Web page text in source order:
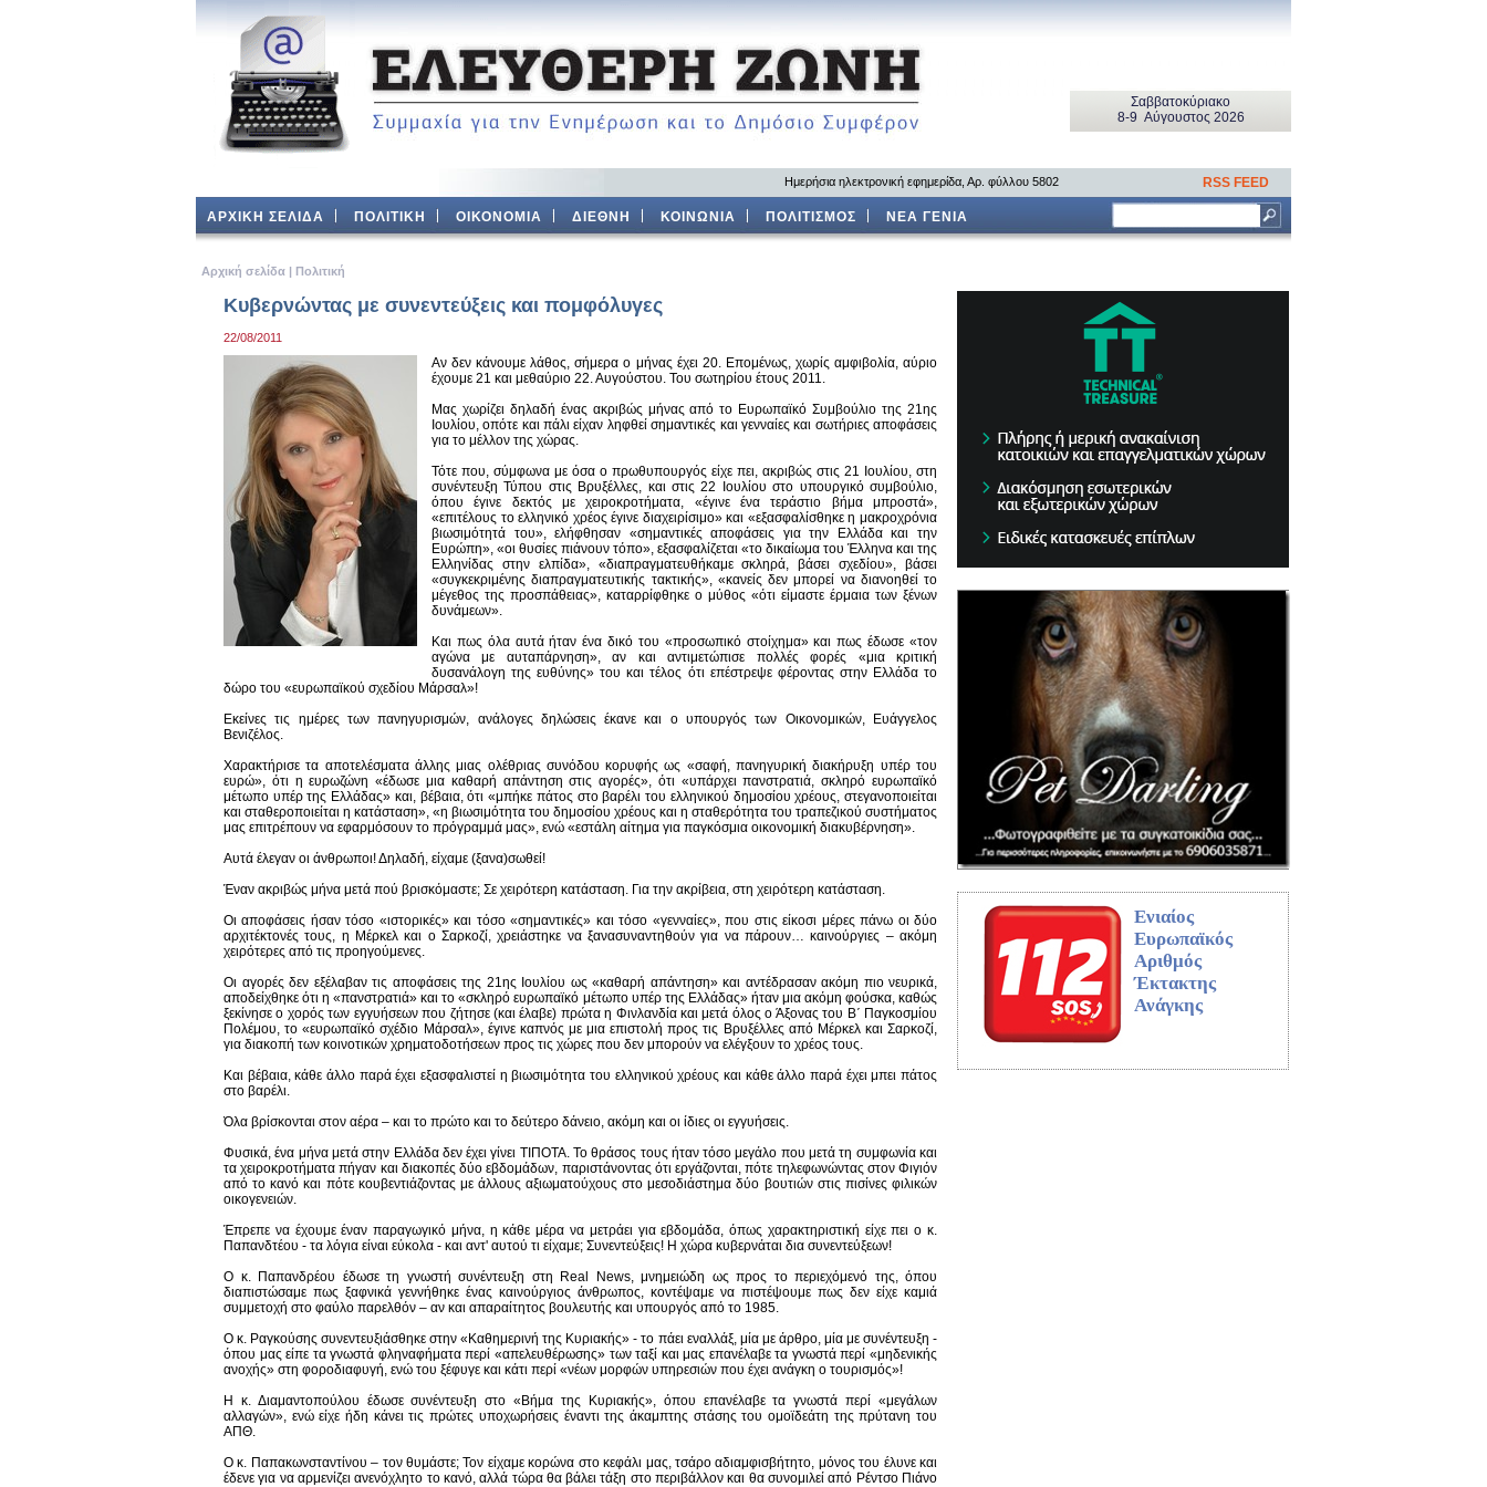
Σαββατοκύριακo
8-9 Αύγουστος 2026
Ημερήσια ηλεκτρονική εφημερίδα, Αρ. φύλλου 5802 RSS FEED
ΑΡΧΙΚΗ ΣΕΛΙΔΑ ΠΟΛΙΤΙΚΗ ΟΙΚΟΝΟΜΙΑ ΔΙΕΘΝΗ ΚΟΙΝΩΝΙΑ ΠΟΛΙΤΙΣΜΟΣ ΝΕΑ ΓΕΝΙΑ
Aρχική σελίδα | Πολιτική
Κυβερνώντας με συνεντεύξεις και πομφόλυγες
22/08/2011
Αν δεν κάνουμε λάθος, σήμερα ο μήνας έχει 20. Επομένως, χωρίς αμφιβολία, αύριο
έχουμε 21 και μεθαύριο 22. Αυγούστου. Του σωτηρίου έτους 2011.
Μας χωρίζει δηλαδή ένας ακριβώς μήνας από το Ευρωπαϊκό Συμβούλιο της 21ης
Ιουλίου, οπότε και πάλι είχαν ληφθεί σημαντικές και γενναίες και σωτήριες αποφάσεις
για το μέλλον της χώρας.
Τότε που, σύμφωνα με όσα ο πρωθυπουργός είχε πει, ακριβώς στις 21 Ιουλίου, στη
συνέντευξη Τύπου στις Βρυξέλλες, και στις 22 Ιουλίου στο υπουργικό συμβούλιο,
όπου έγινε δεκτός με χειροκροτήματα, «έγινε ένα τεράστιο βήμα μπροστά»,
«επιτέλους το ελληνικό χρέος έγινε διαχειρίσιμο» και «εξασφαλίσθηκε η μακροχρόνια
βιωσιμότητά του», ελήφθησαν «σημαντικές αποφάσεις για την Ελλάδα και την
Ευρώπη», «οι θυσίες πιάνουν τόπο», εξασφαλίζεται «το δικαίωμα του Έλληνα και της
Ελληνίδας στην ελπίδα», «διαπραγματευθήκαμε σκληρά, βάσει σχεδίου», βάσει
«συγκεκριμένης διαπραγματευτικής τακτικής», «κανείς δεν μπορεί να διανοηθεί το
μέγεθος της προσπάθειας», καταρρίφθηκε ο μύθος «ότι είμαστε έρμαια των ξένων
δυνάμεων».
Και πως όλα αυτά ήταν ένα δικό του «προσωπικό στοίχημα» και πως έδωσε «τον
αγώνα με αυταπάρνηση», αν και αντιμετώπισε πολλές φορές «μια κριτική
δυσανάλογη της ευθύνης» του και τέλος ότι επέστρεψε φέροντας στην Ελλάδα το
δώρο του «ευρωπαϊκού σχεδίου Μάρσαλ»!
Εκείνες τις ημέρες των πανηγυρισμών, ανάλογες δηλώσεις έκανε και ο υπουργός των Οικονομικών, Ευάγγελος
Βενιζέλος.
Χαρακτήρισε τα αποτελέσματα άλλης μιας ολέθριας συνόδου κορυφής ως «σαφή, πανηγυρική διακήρυξη υπέρ του
ευρώ», ότι η ευρωζώνη «έδωσε μια καθαρή απάντηση στις αγορές», ότι «υπάρχει πανστρατιά, σκληρό ευρωπαϊκό
μέτωπο υπέρ της Ελλάδας» και, βέβαια, ότι «μπήκε πάτος στο βαρέλι του ελληνικού δημοσίου χρέους, στεγανοποιείται
και σταθεροποιείται η κατάσταση», «η βιωσιμότητα του δημοσίου χρέους και η σταθερότητα του τραπεζικού συστήματος
μας επιτρέπουν να εφαρμόσουν το πρόγραμμά μας», ενώ «εστάλη αίτημα για παγκόσμια οικονομική διακυβέρνηση».
Αυτά έλεγαν οι άνθρωποι! Δηλαδή, είχαμε (ξανα)σωθεί!
Έναν ακριβώς μήνα μετά πού βρισκόμαστε; Σε χειρότερη κατάσταση. Για την ακρίβεια, στη χειρότερη κατάσταση.
Οι αποφάσεις ήσαν τόσο «ιστορικές» και τόσο «σημαντικές» και τόσο «γενναίες», που στις είκοσι μέρες πάνω οι δύο
αρχιτέκτονές τους, η Μέρκελ και ο Σαρκοζί, χρειάστηκε να ξανασυναντηθούν για να πάρουν… καινούργιες – ακόμη
χειρότερες από τις προηγούμενες.
Οι αγορές δεν εξέλαβαν τις αποφάσεις της 21ης Ιουλίου ως «καθαρή απάντηση» και αντέδρασαν ακόμη πιο νευρικά,
αποδείχθηκε ότι η «πανστρατιά» και το «σκληρό ευρωπαϊκό μέτωπο υπέρ της Ελλάδας» ήταν μια ακόμη φούσκα, καθώς
ξεκίνησε ο χορός των εγγυήσεων που ζήτησε (και έλαβε) πρώτα η Φινλανδία και μετά όλος ο Άξονας του Β΄ Παγκοσμίου
Πολέμου, το «ευρωπαϊκό σχέδιο Μάρσαλ», έγινε καπνός με μια επιστολή προς τις Βρυξέλλες από Μέρκελ και Σαρκοζί,
για διακοπή των κοινοτικών χρηματοδοτήσεων προς τις χώρες που δεν μπορούν να ελέγξουν το χρέος τους.
Και βέβαια, κάθε άλλο παρά έχει εξασφαλιστεί η βιωσιμότητα του ελληνικού χρέους και κάθε άλλο παρά έχει μπει πάτος
στο βαρέλι.
Όλα βρίσκονται στον αέρα – και το πρώτο και το δεύτερο δάνειο, ακόμη και οι ίδιες οι εγγυήσεις.
Φυσικά, ένα μήνα μετά στην Ελλάδα δεν έχει γίνει ΤΙΠΟΤΑ. Το θράσος τους ήταν τόσο μεγάλο που μετά τη συμφωνία και
τα χειροκροτήματα πήγαν και διακοπές δύο εβδομάδων, παριστάνοντας ότι εργάζονται, πότε τηλεφωνώντας στον Φιγιόν
από το κανό και πότε κουβεντιάζοντας με άλλους αξιωματούχους στο μεσοδιάστημα δύο βουτιών στις πισίνες φιλικών
οικογενειών.
Έπρεπε να έχουμε έναν παραγωγικό μήνα, η κάθε μέρα να μετράει για εβδομάδα, όπως χαρακτηριστική είχε πει ο κ.
Παπανδτέου - τα λόγια είναι εύκολα - και αντ' αυτού τι είχαμε; Συνεντεύξεις! Η χώρα κυβερνάται δια συνεντεύξεων!
Ο κ. Παπανδρέου έδωσε τη γνωστή συνέντευξη στη Real News, μνημειώδη ως προς το περιεχόμενό της, όπου
διαπιστώσαμε πως ξαφνικά γεννήθηκε ένας καινούργιος άνθρωπος, κοντέψαμε να πιστέψουμε πως δεν είχε καμιά
συμμετοχή στο φαύλο παρελθόν – αν και απαραίτητος βουλευτής και υπουργός από το 1985.
Ο κ. Ραγκούσης συνεντευξιάσθηκε στην «Καθημερινή της Κυριακής» - το πάει εναλλάξ, μία με άρθρο, μία με συνέντευξη -
όπου μας είπε τα γνωστά φληναφήματα περί «απελευθέρωσης» των ταξί και μας επανέλαβε τα γνωστά περί «μηδενικής
ανοχής» στη φοροδιαφυγή, ενώ του ξέφυγε και κάτι περί «νέων μορφών υπηρεσιών που έχει ανάγκη ο τουρισμός»!
Η κ. Διαμαντοπούλου έδωσε συνέντευξη στο «Βήμα της Κυριακής», όπου επανέλαβε τα γνωστά περί «μεγάλων
αλλαγών», ενώ είχε ήδη κάνει τις πρώτες υποχωρήσεις έναντι της άκαμπτης στάσης του ομοϊδεάτη της πρύτανη του
ΑΠΘ.
Ο κ. Παπακωνσταντίνου – τον θυμάστε; Τον είχαμε κορώνα στο κεφάλι μας, τσάρο αδιαμφισβήτητο, μόνος του έλυνε και
έδενε για να αρμενίζει ανενόχλητο το κανό, αλλά τώρα θα βάλει τάξη στο περιβάλλον και θα συνομιλεί από Ρέντσο Πιάνο
Ενιαίος
Ευρωπαϊκός
Αριθμός
Έκτακτης
Ανάγκης